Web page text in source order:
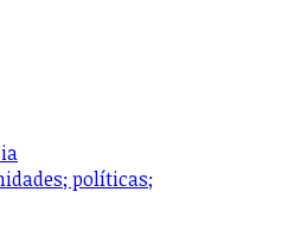
políticas;